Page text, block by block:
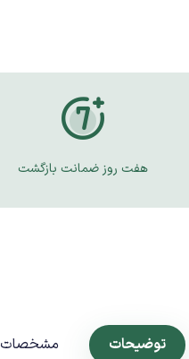
هفت روز ضمانت بازگشت
توضیحات مشخصات